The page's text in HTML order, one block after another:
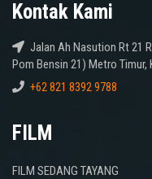
Kontak Kami
Jalan Ah Nasution Rt 21
Pom Bensin 21) Metro
+62 821 8392 9788
FILM
FILM SEDANG TAYANG